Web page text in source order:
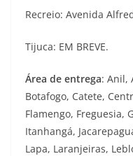
Recreio: Avenida
Tijuca: EM BREVE.
Área de entrega: Anil,
Botafogo, Catete,
Flamengo, Freguesia,
Itanhangá,
Lapa, Laranjeiras,